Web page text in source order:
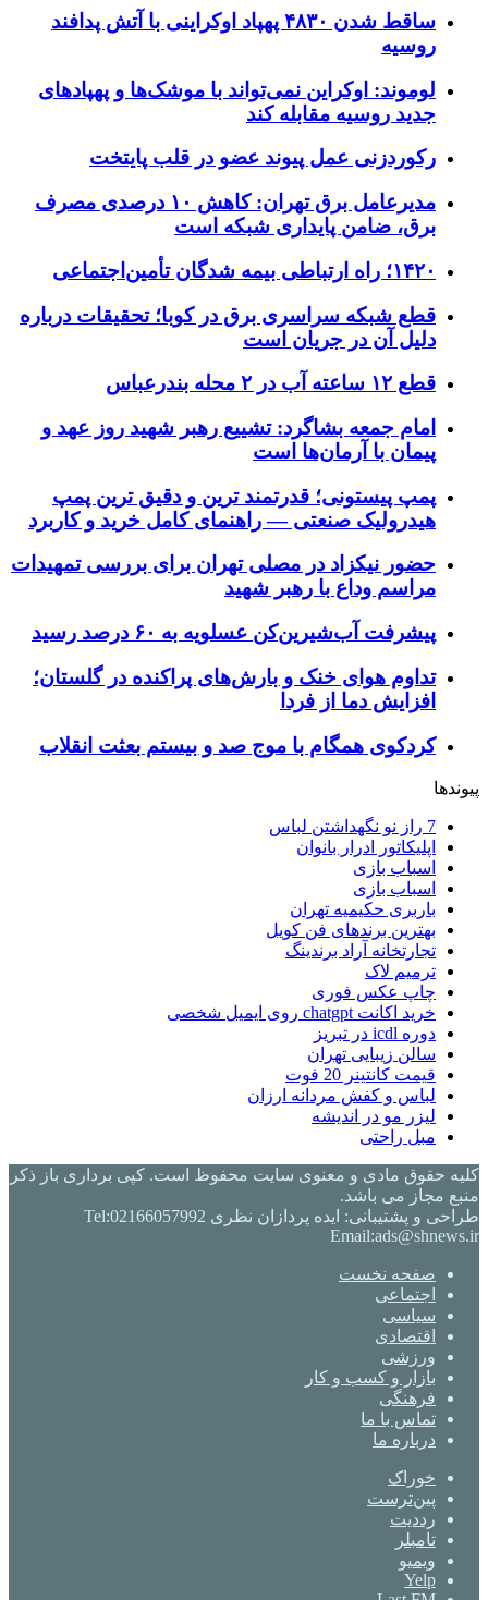
ساقط شدن ۴۸۳۰ پهپاد اوکراینی با آتش پدافند
روسیه
لوموند: اوکراین نمی‌تواند با موشک‌ها و پهپادهای
جدید روسیه مقابله کند
رکوردزنی عمل پیوند عضو در قلب پایتخت
مدیرعامل برق تهران: کاهش ۱۰ درصدی مصرف
برق، ضامن پایداری شبکه است
۱۴۲۰؛ راه ارتباطی بیمه شدگان تأمین‌اجتماعی
قطع شبکه سراسری برق در کوبا؛ تحقیقات درباره
دلیل آن در جریان است
قطع ۱۲ ساعته آب در ۲ محله بندرعباس
امام جمعه بشاگرد: تشییع رهبر شهید روز عهد و
پیمان با آرمان‌ها است
پمپ پیستونی؛ قدرتمند ترین و دقیق‌ ترین پمپ
هیدرولیک صنعتی — راهنمای کامل خرید و کاربرد
حضور نیکزاد در مصلی تهران برای بررسی تمهیدات
مراسم وداع با رهبر شهید
پیشرفت آب‌شیرین‌کن عسلویه به ۶۰ درصد رسید
تداوم هوای خنک و بارش‌های پراکنده در گلستان؛
افزایش دما از فردا
کردکوی همگام با موج صد و بیستم بعثت انقلاب
پیوندها
7 راز نو نگهداشتن لباس
اپلیکاتور ادرار بانوان
اسباب بازی
اسباب بازی
باربری حکیمیه تهران
بهترین برندهای فن کویل
تجارتخانه آراد برندینگ
ترمیم لاک
چاپ عکس فوری
خرید اکانت chatgpt روی ایمیل شخصی
دوره icdl در تبریز
سالن زیبایی تهران
قیمت کانتینر 20 فوت
لباس و کفش مردانه ارزان
لیزر مو در اندیشه
مبل راحتی
کلیه حقوق مادی و معنوی سایت محفوظ است. کپی برداری باز ذکر
منبع مجاز می باشد.
طراحی و پشتیبانی: ایده پردازان نظری Tel:02166057992
Email:ads@shnews.ir
صفحه نخست
اجتماعی
سیاسی
اقتصادی
ورزشی
بازار و کسب و کار
فرهنگی
تماس با ما
درباره ما
خوراک
‫پین‌ترست
‫رددیت
‫تامبلر
ویمیو
Yelp